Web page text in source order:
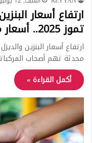
تموز 2025.. أسعار محدثة تهم أصحاب المركبات
محدثة تهم أصحاب
أكمل القراءة »